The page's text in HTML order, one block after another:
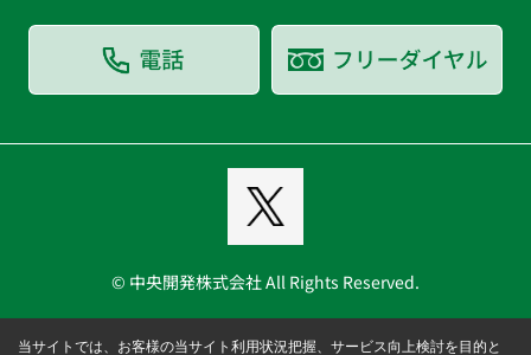
© 中央開発株式会社 All Rights Reserved.
当サイトでは、お客様の当サイト利用状況把握、サービス向上検討を目的と